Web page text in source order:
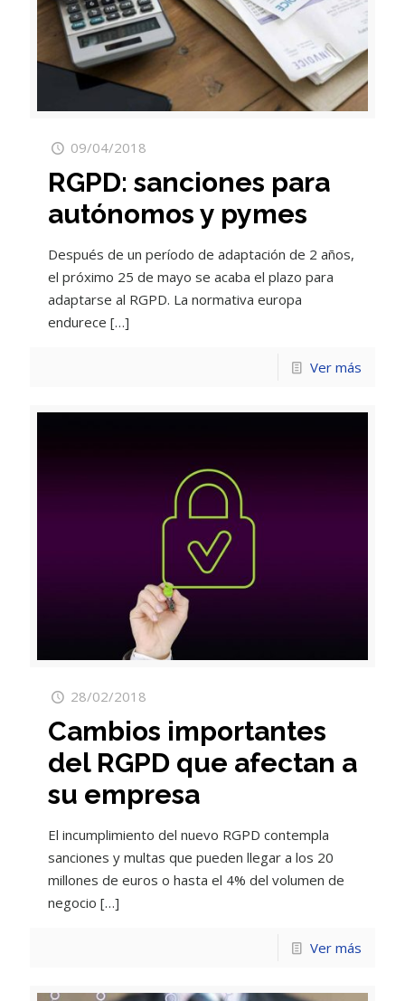
09/04/2018
RGPD: sanciones para
autónomos y pymes
Después de un período de adaptación de 2 años,
el próximo 25 de mayo se acaba el plazo para
adaptarse al RGPD. La normativa europa
endurece […]
Ver más
28/02/2018
Cambios importantes
del RGPD que afectan a
su empresa
El incumplimiento del nuevo RGPD contempla
sanciones y multas que pueden llegar a los 20
millones de euros o hasta el 4% del volumen de
negocio […]
Ver más